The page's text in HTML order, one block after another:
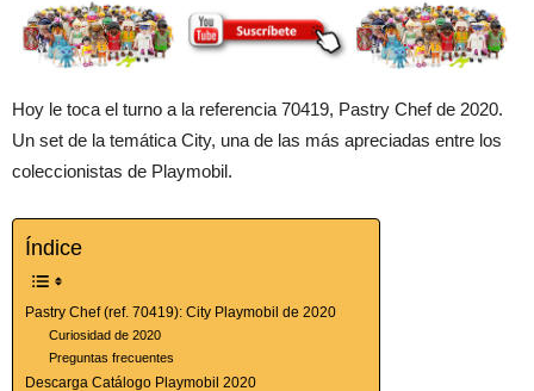
Hoy le toca el turno a la referencia 70419, Pastry Chef de 2020.
Un set de la temática City, una de las más apreciadas entre los
coleccionistas de Playmobil.
Índice
Pastry Chef (ref. 70419): City Playmobil de 2020
Curiosidad de 2020
Preguntas frecuentes
Descarga Catálogo Playmobil 2020